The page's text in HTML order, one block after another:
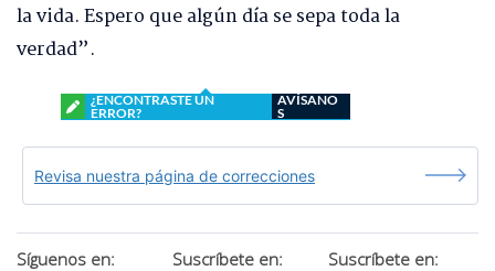
la vida. Espero que algún día se sepa toda la
verdad”.
¿ENCONTRASTE UN
ERROR?
AVÍSANO
S
Revisa nuestra página de correcciones
Síguenos en: Suscríbete en: Suscríbete en: